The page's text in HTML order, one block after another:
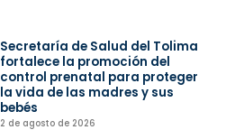
Secretaría de Salud del Tolima
fortalece la promoción del
control prenatal para proteger
la vida de las madres y sus
bebés
2 de agosto de 2026